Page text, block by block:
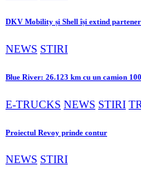
DKV Mobility și Shell își extind
NEWS STIRI
Blue River: 26.123 km cu un camion
E-TRUCKS NEWS STIRI
Proiectul Revoy prinde contur
NEWS STIRI